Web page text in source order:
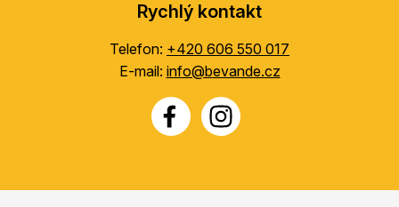
Rychlý kontakt
Telefon: +420 606 550 017
E-mail: info@bevande.cz